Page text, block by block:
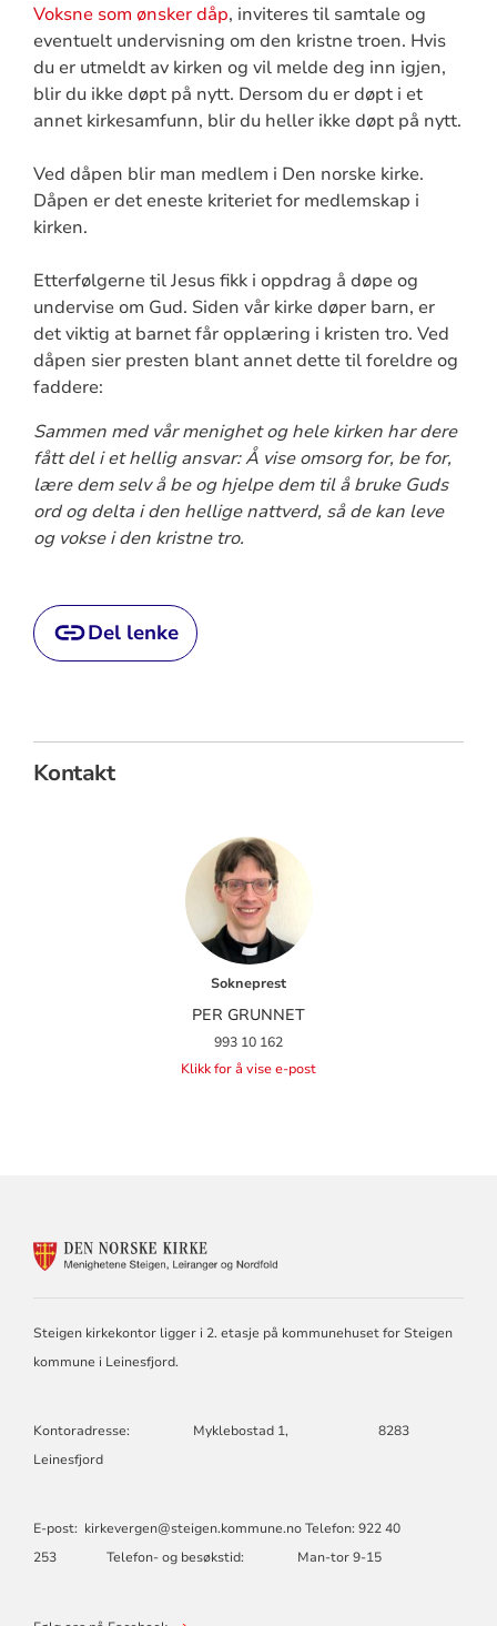
Voksne som ønsker dåp, inviteres til samtale og
eventuelt undervisning om den kristne troen. Hvis
du er utmeldt av kirken og vil melde deg inn igjen,
blir du ikke døpt på nytt. Dersom du er døpt i et
annet kirkesamfunn, blir du heller ikke døpt på nytt.
Ved dåpen blir man medlem i Den norske kirke.
Dåpen er det eneste kriteriet for medlemskap i
kirken.
Etterfølgerne til Jesus fikk i oppdrag å døpe og
undervise om Gud. Siden vår kirke døper barn, er
det viktig at barnet får opplæring i kristen tro. Ved
dåpen sier presten blant annet dette til foreldre og
faddere:
Sammen med vår menighet og hele kirken har dere
fått del i et hellig ansvar: Å vise omsorg for, be for,
lære dem selv å be og hjelpe dem til å bruke Guds
ord og delta i den hellige nattverd, så de kan leve
og vokse i den kristne tro.
Del lenke
Kontakt
Sokneprest
PER GRUNNET
993 10 162
Klikk for å vise e-post
FOR
FELLESRÅD
Steigen kirkekontor ligger i 2. etasje på kommunehuset for Steigen
kommune i Leinesfjord.
Kontoradresse: Myklebostad 1, 8283
Leinesfjord
E-post: kirkevergen@steigen.kommune.no Telefon: 922 40
253 Telefon- og besøkstid: Man-tor 9-15